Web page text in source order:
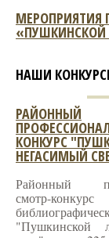
МЕРОПРИЯТИЯ
«ПУШКИНСКОЙ
НАШИ
РАЙОННЫЙ
КОНКУРС
НЕГАСИМЫЙ
Районный
смотр-
"Пушкинской